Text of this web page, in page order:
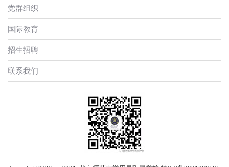
党群组织
国际教育
招生招聘
联系我们